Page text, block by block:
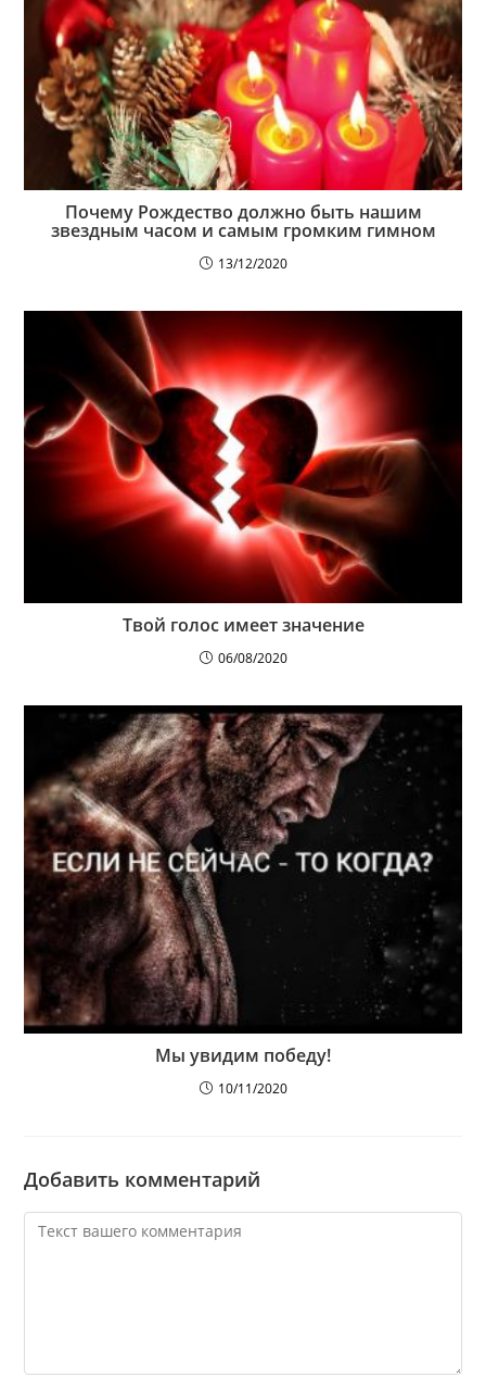
Почему Рождество должно быть нашим
звездным часом и самым громким гимном
13/12/2020
Твой голос имеет значение
06/08/2020
Мы увидим победу!
10/11/2020
Добавить комментарий